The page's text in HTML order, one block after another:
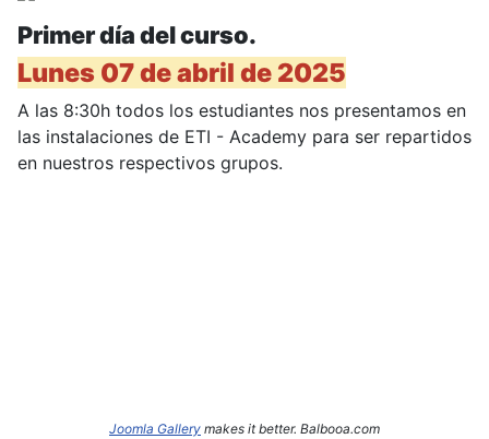
Primer día del curso.
Lunes 07 de abril de 2025
A las 8:30h todos los estudiantes nos presentamos en
las instalaciones de ETI - Academy para ser repartidos
en nuestros respectivos grupos.
Joomla Gallery makes it better. Balbooa.com